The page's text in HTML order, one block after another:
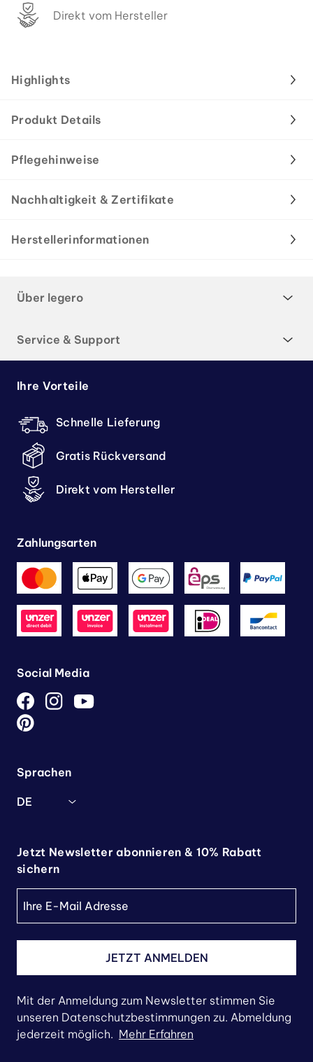
Direkt vom Hersteller
Highlights
Produkt Details
Pflegehinweise
Nachhaltigkeit & Zertifikate
Herstellerinformationen
Über legero
Service & Support
Ihre Vorteile
Schnelle Lieferung
Gratis Rückversand
Direkt vom Hersteller
Zahlungsarten
Social Media
Sprachen
DE
Jetzt Newsletter abonnieren & 10% Rabatt
sichern
JETZT ANMELDEN
Mit der Anmeldung zum Newsletter stimmen Sie
unseren Datenschutzbestimmungen zu. Abmeldung
jederzeit möglich. Mehr Erfahren